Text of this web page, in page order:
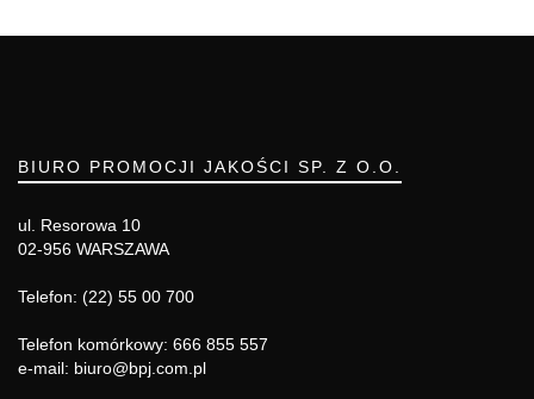
BIURO PROMOCJI JAKOŚCI SP. Z O.O.
ul. Resorowa 10
02-956 WARSZAWA
Telefon: (22) 55 00 700
Telefon komórkowy: 666 855 557
e-mail: biuro@bpj.com.pl